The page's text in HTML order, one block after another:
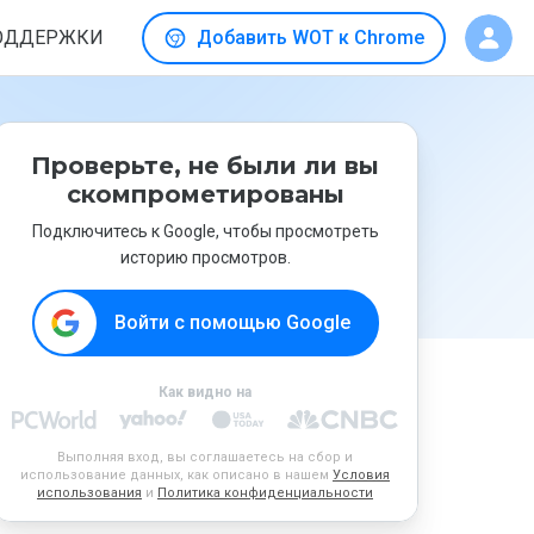
Добавить WOT к Chrome
Проверьте, не были ли вы
скомпрометированы
Подключитесь к Google, чтобы просмотреть
историю просмотров.
Войти с помощью Google
Как видно на
Выполняя вход, вы соглашаетесь на сбор и
использование данных, как описано в нашем Условия
использования и Политика конфиденциальности